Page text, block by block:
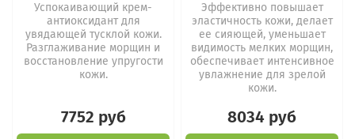
Успокаивающий крем-
антиоксидант для
увядающей тусклой кожи.
Разглаживание морщин и
восстановление упругости
кожи.
7752 руб
Эффективно повышает
эластичность кожи, делает
ее сияющей, уменьшает
видимость мелких морщин,
обеспечивает интенсивное
увлажнение для зрелой
кожи.
8034 руб